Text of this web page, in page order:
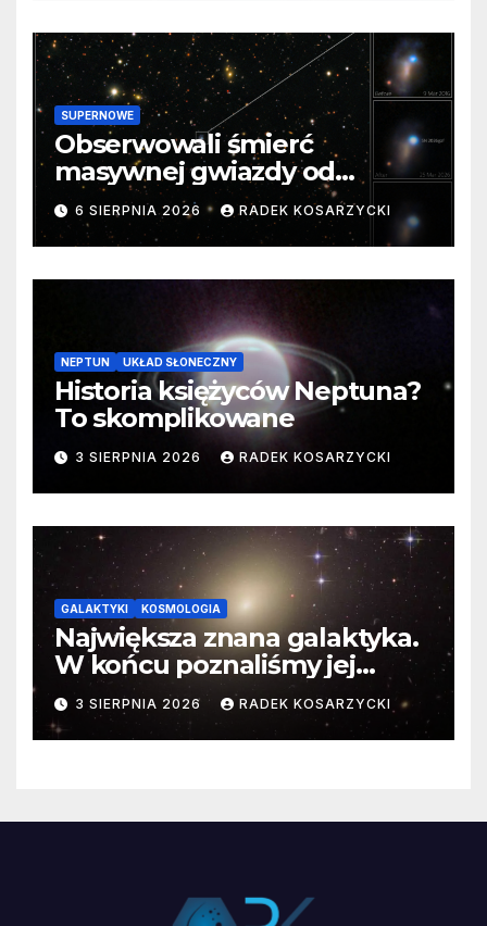
SUPERNOWE
Obserwowali śmierć
masywnej gwiazdy od
samego początku. Niezwykle
cenne dane
6 SIERPNIA 2026 RADEK KOSARZYCKI
NEPTUN UKŁAD SŁONECZNY
Historia księżyców Neptuna?
To skomplikowane
3 SIERPNIA 2026 RADEK KOSARZYCKI
GALAKTYKI KOSMOLOGIA
Największa znana galaktyka.
W końcu poznaliśmy jej
faktyczne wymiary
3 SIERPNIA 2026 RADEK KOSARZYCKI